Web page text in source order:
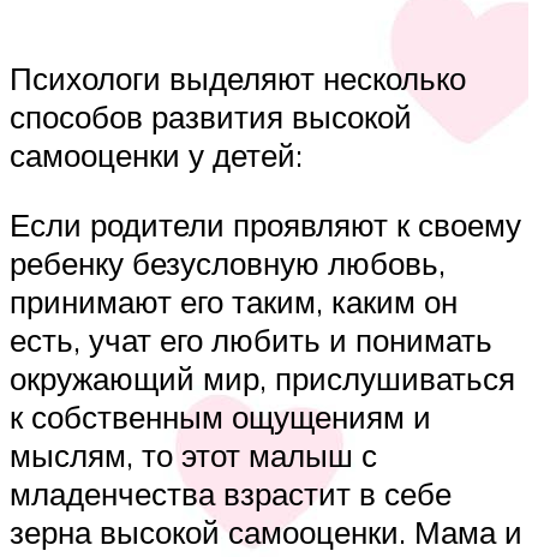
Психологи выделяют несколько
способов развития высокой
самооценки у детей:
Если родители проявляют к своему
ребенку безусловную любовь,
принимают его таким, каким он
есть, учат его любить и понимать
окружающий мир, прислушиваться
к собственным ощущениям и
мыслям, то этот малыш с
младенчества взрастит в себе
зерна высокой самооценки. Мама и